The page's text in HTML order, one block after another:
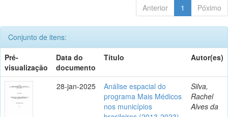
Anterior 1 Póximo
Conjunto de itens:
Pré-
visualização
Data do
documento
Título Autor(es)
28-jan-2025
Análise espacial do
programa Mais Médicos
nos municípios
Silva,
Rachel
Alves da